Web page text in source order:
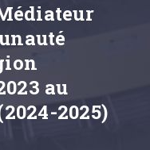
au
2025)